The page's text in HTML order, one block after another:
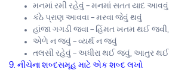
મનમાં રમી રહેવું – મનમાં સતત યાદ આવવું
કંઠે પ્રાણ આવવા – મરવા જેવું થવું
હાંજા ગગડી જવા – હિંમત ખતમ થઈ
એળે ન જવું – વ્યર્થ ન જવું
તલસી રહેવું – અધીરા થઈ જવું, આતુર
9. નીચેના શબ્દસમૂહ માટે એક શબ્દ લખો